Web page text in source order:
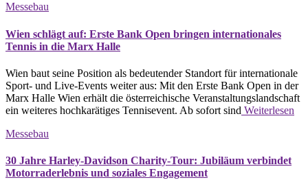
Messebau
Wien schlägt auf: Erste Bank Open bringen internationales
Tennis in die Marx Halle
Wien baut seine Position als bedeutender Standort für internationale
Sport- und Live-Events weiter aus: Mit den Erste Bank Open in der
Marx Halle Wien erhält die österreichische Veranstaltungslandschaft
ein weiteres hochkarätiges Tennisevent. Ab sofort sind Weiterlesen
Messebau
30 Jahre Harley-Davidson Charity-Tour: Jubiläum verbindet
Motorraderlebnis und soziales Engagement